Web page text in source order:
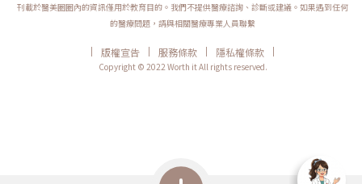
刊載於醫美圈圈內的資訊僅用於教育目的。我們不提供醫療諮詢、診斷或建議。如果遇到任何
的醫療問題，請與相關醫療專業人員聯繫
| 版權宣告 | 服務條款 | 隱私權條款
|
Copyright © 2022 Worth it All rights reserved.